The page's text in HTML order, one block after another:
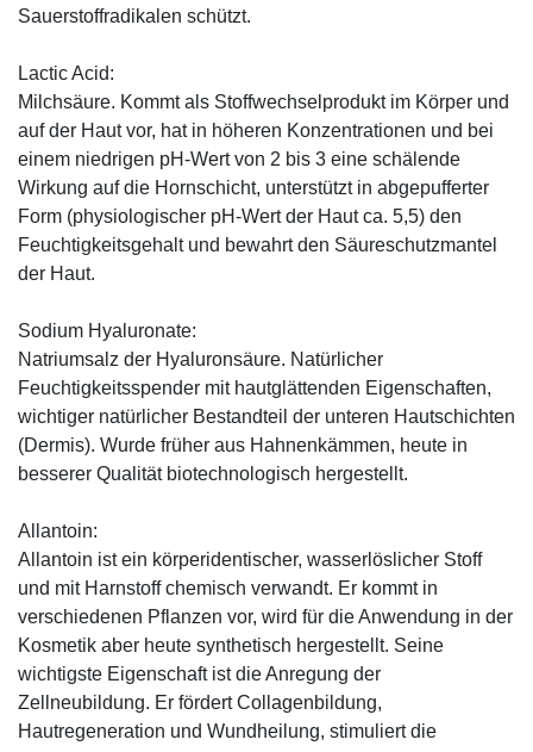
Sauerstoffradikalen schützt.
Lactic Acid:
Milchsäure. Kommt als Stoffwechselprodukt im Körper und
auf der Haut vor, hat in höheren Konzentrationen und bei
einem niedrigen pH-Wert von 2 bis 3 eine schälende
Wirkung auf die Hornschicht, unterstützt in abgepufferter
Form (physiologischer pH-Wert der Haut ca. 5,5) den
Feuchtigkeitsgehalt und bewahrt den Säureschutzmantel
der Haut.
Sodium Hyaluronate:
Natriumsalz der Hyaluronsäure. Natürlicher
Feuchtigkeitsspender mit hautglättenden Eigenschaften,
wichtiger natürlicher Bestandteil der unteren Hautschichten
(Dermis). Wurde früher aus Hahnenkämmen, heute in
besserer Qualität biotechnologisch hergestellt.
Allantoin:
Allantoin ist ein körperidentischer, wasserlöslicher Stoff
und mit Harnstoff chemisch verwandt. Er kommt in
verschiedenen Pflanzen vor, wird für die Anwendung in der
Kosmetik aber heute synthetisch hergestellt. Seine
wichtigste Eigenschaft ist die Anregung der
Zellneubildung. Er fördert Collagenbildung,
Hautregeneration und Wundheilung, stimuliert die